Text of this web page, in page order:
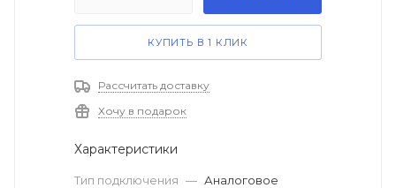
КУПИТЬ В 1 КЛИК
Рассчитать доставку
Хочу в подарок
Характеристики
Тип подключения — Аналоговое